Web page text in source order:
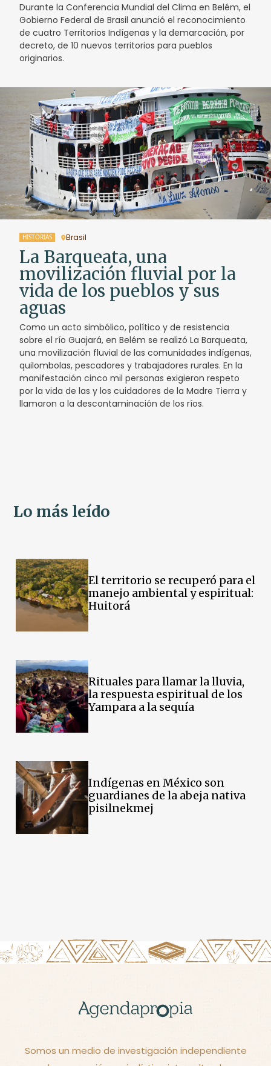
Durante la Conferencia Mundial del Clima en Belém, el
Gobierno Federal de Brasil anunció el reconocimiento
de cuatro Territorios Indígenas y la demarcación, por
decreto, de 10 nuevos territorios para pueblos
originarios.
HISTORIAS Brasil
La Barqueata, una
movilización fluvial por la
vida de los pueblos y sus
aguas
Como un acto simbólico, político y de resistencia
sobre el río Guajará, en Belém se realizó La Barqueata,
una movilización fluvial de las comunidades indígenas,
quilombolas, pescadores y trabajadores rurales. En la
manifestación cinco mil personas exigieron respeto
por la vida de las y los cuidadores de la Madre Tierra y
llamaron a la descontaminación de los ríos.
Lo más leído
El territorio se recuperó para el
manejo ambiental y espiritual:
Huitorá
Rituales para llamar la lluvia,
la respuesta espiritual de los
Yampara a la sequía
Indígenas en México son
guardianes de la abeja nativa
pisilnekmej
Somos un medio de investigación independiente